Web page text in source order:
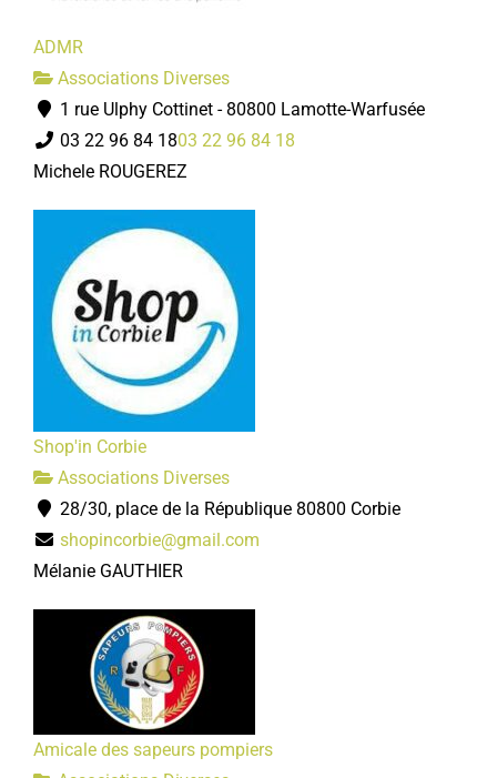
ADMR
Associations Diverses
1 rue Ulphy Cottinet - 80800 Lamotte-Warfusée
03 22 96 84 1803 22 96 84 18
Michele ROUGEREZ
Shop'in Corbie
Associations Diverses
28/30, place de la République 80800 Corbie
shopincorbie@gmail.com
Mélanie GAUTHIER
Amicale des sapeurs pompiers